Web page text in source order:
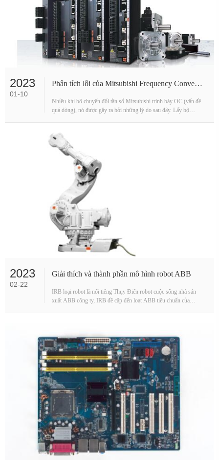
2023
01-10
Phân tích lỗi của Mitsubishi Frequency Converter OC1 và OC3
Nhiều khi bộ chuyển đổi tần số Mitsubishi trình bày OC (vấn đề
quá dòng), nó được gây ra bởi những lý do sau đây. Lấy bộ
2023
02-22
Giải thích và thành phần mô hình robot ABB
IRB loại robot là nổi tiếng Thụy Điển robot cuộc sống nhà sản
xuất ABB công ty, IRB đề cập đến loạt ABB tiêu chuẩn của